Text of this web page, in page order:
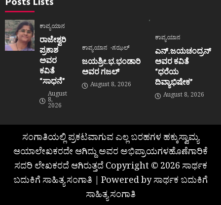
ಕಾವ್ಯಯಾನ
ರಾಜೇಶ್ವರಿ
ಪ್ರಕಾಶ
ಅವರ
ಕವಿತೆ
“ಸಾಧನೆ”
August
8,
2026
ಕಾವ್ಯಯಾನ ಗಝಲ್
ಜಯಶ್ರೀ.ಭ.ಭಂಡಾರಿ
ಅವರ ಗಜಲ್
August 8, 2026
ಕಾವ್ಯಯಾನ
ಎನ್.ಜಯಚಂದ್ರನ್
ಅವರ ಕವಿತೆ
“ಧರೆಯ
ದಿವ್ಯಾಭಿಷೇಕ”
August 8, 2026
ಸಂಗಾತಿಯಲ್ಲಿ ಪ್ರಕಟವಾಗುವ ಎಲ್ಲ ಬರಹಗಳ ಹಕ್ಕುಸ್ವಾಮ್ಯ
ಆಯಾಲೇಖಕರದೇ ಆಗಿದ್ದು ಅವರ ಅಭಿಪ್ರಾಯಗಳಹೊಣೆಗಾರಿಕೆ
ಸದರಿ ಲೇಖಕರದೆ ಆಗಿರುತ್ತದೆ Copyright © 2026 ಸಾರ್ಥಕ
ಬದುಕಿಗೆ ಸಾಹಿತ್ಯ ಸಂಗಾತಿ | Powered by ಸಾರ್ಥಕ ಬದುಕಿಗೆ
ಸಾಹಿತ್ಯ ಸಂಗಾತಿ